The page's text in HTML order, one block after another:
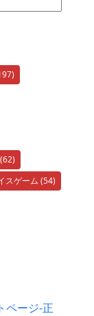
(62)
スゲーム (54)
ページ-正